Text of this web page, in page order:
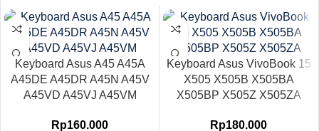
Keyboard Asus A45 A45A
A45DE A45DR A45N A45V
A45VD A45VJ A45VM
Rp160.000
Keyboard Asus VivoBook 15
X505 X505B X505BA
X505BP X505Z X505ZA
Rp180.000